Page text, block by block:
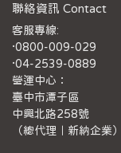
聯絡資訊 Contact
客服專線:
·0800-009-029
·04-2539-0889
營運中心：
臺中市潭子區
中興北路258號
（總代理｜新納企業）